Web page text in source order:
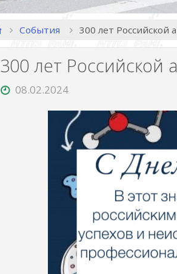
ГлавнаяСобытия 300 лет Российской
300 лет Российской
08.02.2024